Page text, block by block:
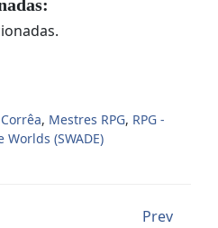
, Mestres RPG, RPG -
Worlds (SWADE)
Prev